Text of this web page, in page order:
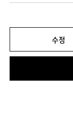
수정